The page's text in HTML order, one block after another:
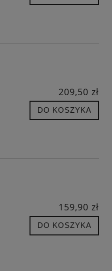
209,50 zł
DO KOSZYKA
159,90 zł
DO KOSZYKA